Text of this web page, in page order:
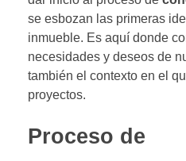
se esbozan las primeras
inmueble. Es aquí donde
necesidades y deseos de
también el contexto en el
proyectos.
Proceso de